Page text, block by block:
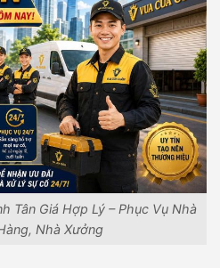
Tân Giá Hợp Lý – Phục Vụ Nhà
Nhà Xưởng